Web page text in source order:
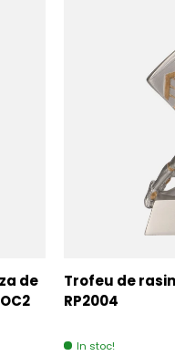
de
Trofeu de
RP2004
In stoc!